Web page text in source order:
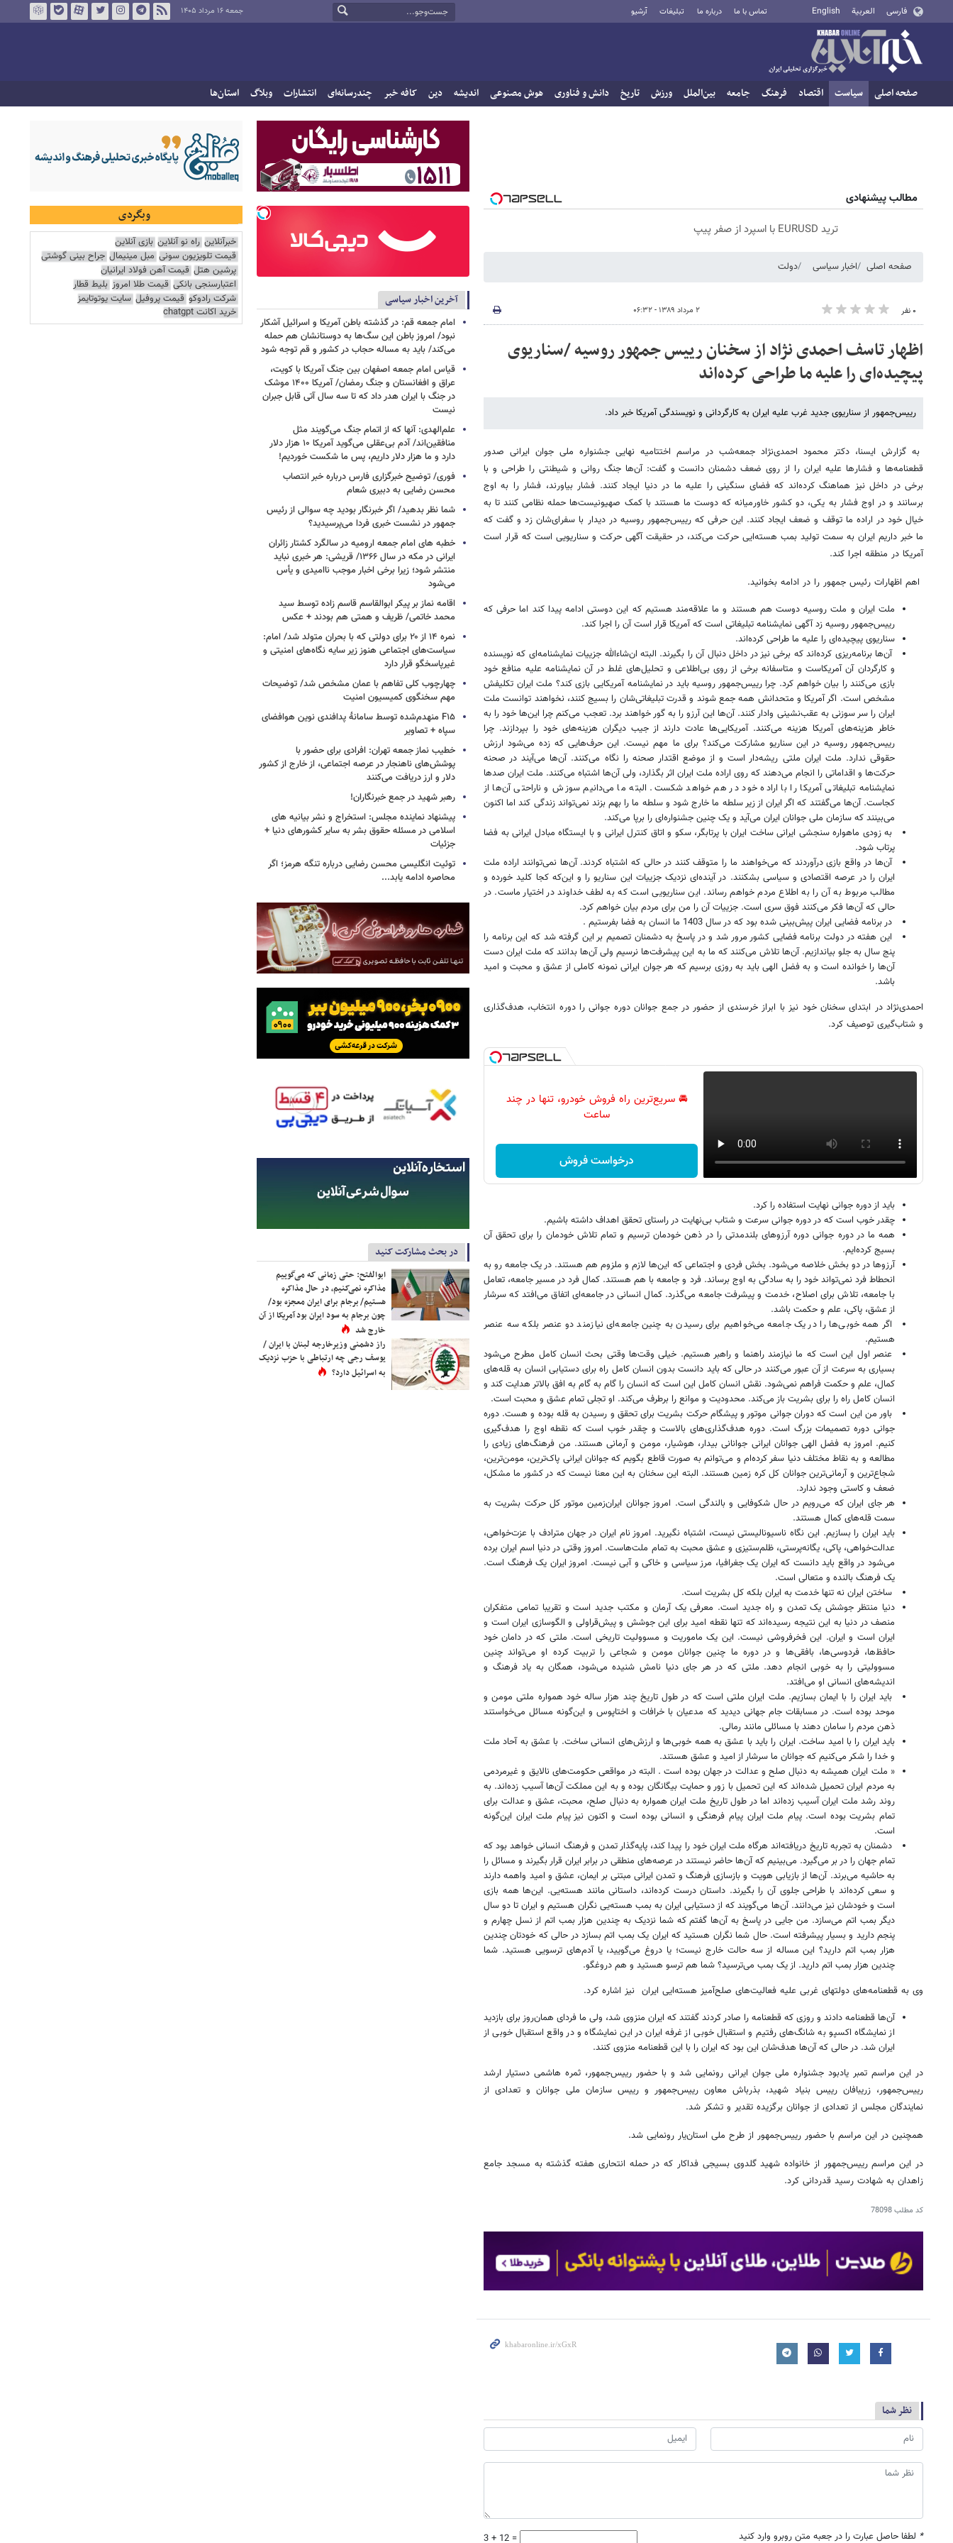
فارسی العربية English تماس با ما درباره ما تبلیغات آرشیو جمعه ۱۶ مرداد ۱۴۰۵
صفحه اصلی سیاست اقتصاد فرهنگ جامعه بین‌الملل ورزش تاریخ دانش و فناوری هوش مصنوعی اندیشه دین کافه خبر چندرسانه‌ای انتشارات وبلاگ استان‌ها
مطالب پیشنهادی
ترید EURUSD با اسپرد از صفر پیپ
صفحه اصلی اخبار سیاسی دولت
۰ نفر ۲ مرداد ۱۳۸۹ - ۰۶:۳۲
اظهار تاسف احمدی نژاد از سخنان رییس جمهور روسیه /سناریوی
پیچیده‌ای را علیه ما طراحی کرده‌اند
رییس‌جمهور از سناریوی جدید غرب علیه ایران به کارگردانی و نویسندگی آمریکا خبر داد.
به گزارش ایسنا، دکتر محمود احمدی‌نژاد جمعه‌شب در مراسم اختتامیه‌ نهایی جشنواره‌ ملی جوان ایرانی صدور
قطعنامه‌ها و فشارها علیه ایران را از روی ضعف دشمنان دانست و گفت: آن‌ها جنگ روانی و شیطنتی را طراحی و با
برخی در داخل نیز هماهنگ کرده‌اند که فضای سنگینی را علیه ما در دنیا ایجاد کنند. فشار بیاورند، فشار را به اوج
برسانند و در اوج فشار به یکی، دو کشور خاورمیانه که دوست ما هستند با کمک صهیونیست‌ها حمله نظامی کنند تا به
خیال خود در اراده ما توقف و ضعف ایجاد کنند. این حرفی که رییس‌جمهور روسیه در دیدار با سفرای‌شان زد و گفت که
ما خبر داریم ایران به سمت تولید بمب هسته‌ایی حرکت می‌کند، در حقیقت آگهی حرکت و سناریویی است که قرار است
آمریکا در منطقه اجرا کند.
اهم اظهارات رئیس جمهور را در ادامه بخوانید.
ملت ایران و ملت روسیه دوست هم هستند و ما علاقه‌مند هستیم که این دوستی ادامه پیدا کند اما حرفی که
رییس‌جمهور روسیه زد آگهی نمایشنامه‌ تبلیغاتی است که آمریکا قرار است آن را اجرا کند.
سناریوی پیچیده‌ای را علیه ما طراحی کرده‌اند.
آن‌ها برنامه‌ریزی کرده‌اند که برخی نیز در داخل دنبال آن را بگیرند. البته ان‌شاءالله جزییات نمایشنامه‌ای که نویسنده
و کارگردان آن آمریکاست و متاسفانه برخی از روی بی‌اطلاعی و تحلیل‌های غلط در آن نمایشنامه علیه منافع خود
بازی می‌کنند را بیان خواهم کرد. چرا رییس‌جمهور روسیه باید در نمایشنامه آمریکایی بازی کند؟ ملت ایران تکلیفش
مشخص است. اگر آمریکا و متحدانش همه جمع شوند و قدرت تبلیغاتی‌شان را بسیج کنند، نخواهند توانست ملت
ایران را سر سوزنی به عقب‌نشینی وادار کنند. آن‌ها این آرزو را به گور خواهند برد. تعجب می‌کنم چرا این‌ها خود را به
خاطر هزینه‌های آمریکا هزینه می‌کنند. آمریکایی‌ها عادت دارند از جیب دیگران هزینه‌های خود را بپردازند. چرا
رییس‌جمهور روسیه در این سناریو مشارکت می‌کند؟ برای ما مهم نیست. این حرف‌هایی که زده می‌شود ارزش
حقوقی ندارد. ملت ایران ملتی ریشه‌دار است و از موضع اقتدار صحنه را نگاه می‌کنند. آن‌ها می‌آیند در صحنه
حرکت‌ها و اقداماتی را انجام می‌دهند که روی اراده ملت ایران اثر بگذارد، ولی آن‌ها اشتباه می‌کنند. ملت ایران صدها
نمایشنامه‌ تبلیغاتی آمریکا را با اراده خود در هم خواهد شکست. البته ما می‌دانیم سوزش و ناراحتی آن‌ها از
کجاست. آن‌ها می‌گفتند که اگر ایران از زیر سلطه‌ ما خارج شود و سلطه‌ ما را بهم بزند نمی‌تواند زندگی کند اما اکنون
می‌بینند که سازمان ملی جوانان ایران می‌آید و یک چنین جشنواره‌ای را برپا می‌کند.
به زودی ماهواره‌ سنجشی ایرانی ساخت ایران با پرتابگر، سکو و اتاق کنترل ایرانی و با ایستگاه مبادل ایرانی به فضا
پرتاب شود.
آن‌ها در واقع بازی درآوردند که می‌خواهند ما را متوقف کنند در حالی که اشتباه کردند. آن‌ها نمی‌توانند اراده ملت
ایران را در عرصه‌ اقتصادی و سیاسی بشکنند. در آینده‌ای نزدیک جزییات این سناریو را و این‌که کجا کلید خورده و
مطالب مربوط به آن را به اطلاع مردم خواهم رساند. این سناریویی است که به لطف خداوند در اختیار ماست. در
حالی که آن‌ها فکر می‌کنند فوق سری است. جزییات آن را من برای مردم بیان خواهم کرد.
در برنامه فضایی ایران پیش‌بینی شده بود که در سال 1403 ما انسان به فضا بفرستیم .
این هفته در دولت برنامه‌ فضایی کشور مرور شد و در پاسخ به دشمنان تصمیم بر این گرفته شد که این برنامه را
پنج سال به جلو بیاندازیم. آن‌ها تلاش می‌کنند که ما به این پیشرفت‌ها نرسیم ولی آن‌ها بدانند که ملت ایران دست
آن‌ها را خوانده است و به فضل الهی باید به روزی برسیم که هر جوان ایرانی نمونه‌ کاملی از عشق و محبت و امید
باشد.
احمدی‌نژاد در ابتدای سخنان خود نیز با ابراز خرسندی از حضور در جمع جوانان دوره جوانی را دوره‌ انتخاب، هدف‌گذاری
و شتاب‌گیری توصیف کرد.
🚘 سریع‌ترین راه فروش خودرو، تنها در چند
ساعت
درخواست فروش
باید از دوره جوانی نهایت استفاده را کرد.
چقدر خوب است که در دوره جوانی سرعت و شتاب بی‌نهایت در راستای تحقق اهداف داشته باشیم.
همه‌ ما در دوره‌ جوانی دوره آرزوهای بلندمدتی را در ذهن خودمان ترسیم و تمام تلاش خودمان را برای تحقق آن
بسیج کرده‌ایم.
آرزوها در دو بخش خلاصه می‌شود. بخش فردی و اجتماعی که این‌ها لازم و ملزوم هم هستند. در یک جامعه رو به
انحطاط فرد نمی‌تواند خود را به سادگی به اوج برساند. فرد و جامعه با هم هستند. کمال فرد در مسیر جامعه، تعامل
با جامعه، تلاش برای اصلاح، خدمت و پیشرفت جامعه می‌گذرد. کمال انسانی در جامعه‌ای اتفاق می‌افتد که سرشار
از عشق، پاکی، علم و حکمت باشد.
اگر همه‌ خوبی‌ها را در یک جامعه می‌خواهیم برای رسیدن به چنین جامعه‌ای نیازمند دو عنصر بلکه سه عنصر
هستیم.
عنصر اول این است که ما نیازمند راهنما و راهبر هستیم. خیلی وقت‌ها وقتی بحث انسان کامل مطرح می‌شود
بسیاری به سرعت از آن عبور می‌کنند در حالی که باید دانست بدون انسان کامل راه برای دستیابی انسان به قله‌های
کمال، علم و حکمت فراهم نمی‌شود. نقش انسان کامل این است که انسان را گام به گام به افق بالاتر هدایت کند و
انسان کامل راه را برای بشریت باز می‌کند. محدودیت و موانع را برطرف می‌کند. او تجلی تمام عشق و محبت است.
باور من این است که دوران جوانی موتور و پیشگام حرکت بشریت برای تحقق و رسیدن به قله بوده و هست. دوره‌
جوانی دوره تصمیمات بزرگ است. دوره‌ هدف‌گذاری‌های بالاست و چقدر خوب است که نقطه اوج را هدف‌گیری
کنیم. امروز به فضل الهی جوانان ایرانی جوانانی بیدار، هوشیار، مومن و آرمانی هستند. من فرهنگ‌های زیادی را
مطالعه و به نقاط مختلف دنیا سفر کرده‌ام و می‌توانم به صورت قاطع بگویم که جوانان ایرانی پاک‌ترین، مومن‌ترین،
شجاع‌ترین و آرمانی‌ترین جوانان کل کره‌ زمین هستند. البته این سخنان به این معنا نیست که در کشور ما مشکل،
ضعف و کاستی وجود ندارد.
هر جای ایران که می‌رویم در حال شکوفایی و بالندگی است. امروز جوانان ایران‌زمین موتور کل حرکت بشریت به
سمت قله‌های کمال هستند.
باید ایران را بسازیم. این نگاه ناسیونالیستی نیست، اشتباه نگیرید. امروز نام ایران در جهان مترادف با عزت‌خواهی،
عدالت‌خواهی، پاکی، یگانه‌پرستی، ظلم‌ستیزی و عشق محبت به تمام ملت‌هاست. امروز وقتی در دنیا اسم ایران برده
می‌شود در واقع باید دانست که ایران یک جغرافیا، مرز سیاسی و خاکی و آبی نیست. امروز ایران یک فرهنگ است.
یک فرهنگ بالنده و متعالی است.
ساختن ایران نه تنها خدمت به ایران بلکه کل بشریت است.
دنیا منتظر جوشش یک تمدن و راه جدید است. معرفی یک آرمان و مکتب جدید است و تقریبا تمامی متفکران
منصف در دنیا به این نتیجه رسیده‌اند که تنها نقطه‌ امید برای این جوشش و پیش‌قراولی و الگوسازی ایران است و
ایران است و ایران. این فخرفروشی نیست. این یک ماموریت و مسوولیت تاریخی است. ملتی که در دامان خود
حافظ‌ها، فردوسی‌ها، بافقی‌ها و در دوره ما چنین جوانان مومن و شجاعی را تربیت کرده او می‌تواند چنین
مسوولیتی را به خوبی انجام دهد. ملتی که در هر جای دنیا نامش شنیده می‌شود، همگان به یاد فرهنگ و
اندیشه‌های انسانی او می‌افتد.
باید ایران را با ایمان بسازیم. ملت ایران ملتی است که در طول تاریخ چند هزار ساله‌ خود همواره ملتی مومن و
موحد بوده است. در مسابقات جام جهانی دیدید که مدعیان با خرافات و اختاپوس و این‌گونه مسائل می‌خواستند
ذهن مردم را سامان دهند با مسائلی مانند رمالی.
باید ایران را با امید ساخت. ایران را باید با عشق به همه خوبی‌ها و ارزش‌های انسانی ساخت. با عشق به آحاد ملت
و خدا را شکر می‌کنیم که جوانان ما سرشار از امید و عشق هستند.
« ملت ایران همیشه به دنبال صلح و عدالت در جهان بوده است . البته در مواقعی حکومت‌های نالایق و غیرمردمی
به مردم ایران تحمیل شده‌اند که این تحمیل با زور و حمایت بیگانگان بوده و به این مملکت آن‌ها آسیب زده‌اند. به
روند رشد ملت ایران آسیب زده‌اند اما در طول تاریخ ملت ایران همواره به دنبال صلح، محبت، عشق و عدالت برای
تمام بشریت بوده است. پیام ملت ایران پیام فرهنگی و انسانی بوده است و اکنون نیز پیام ملت ایران این‌گونه
است.
دشمنان به تجربه تاریخ دریافته‌اند هرگاه ملت ایران خود را پیدا کند، پایه‌گذار تمدن و فرهنگ انسانی خواهد بود که
تمام جهان را در بر می‌گیرد. می‌بینیم که آن‌ها حاضر نیستند در عرصه‌های منطقی در برابر ایران قرار بگیرند و مسائل را
به حاشیه می‌برند. آن‌ها از بازیابی هویت و بازسازی فرهنگ و تمدن ایرانی مبتنی بر ایمان، عشق و امید واهمه دارند
و سعی کرده‌اند با طراحی جلوی آن را بگیرند. داستان درست کرده‌اند، داستانی مانند هسته‌یی. این‌ها همه بازی
است و خودشان نیز می‌دانند. آن‌ها می‌گویند که از دستیابی ایران به بمب هسته‌یی نگران هستیم و ایران تا دو سال
دیگر بمب اتم می‌سازد. من جایی در پاسخ به آن‌ها گفتم که شما نزدیک به چندین هزار بمب اتم از نسل چهارم و
پنجم دارید و بسیار پیشرفته است. حال شما نگران هستید که ایران یک بمب اتم بسازد در حالی که خودتان چندین
هزار بمب اتم دارید؟ این مساله از سه حالت خارج نیست؛ یا دروغ می‌گویید، یا آدم‌های ترسویی هستید. شما
چندین هزار بمب اتم دارید. از یک بمب می‌ترسید؟ شما هم ترسو هستید و هم دروغگو.
وی به قطعنامه‌های دولتهای غربی علیه فعالیت‌های صلح‌آمیز هسته‌ایی ایران نیز اشاره کرد.
آن‌ها قطعنامه دادند و روزی که قطعنامه را صادر کردند گفتند که ایران منزوی شد، ولی ما فردای همان‌روز برای بازدید
از نمایشگاه اکسپو به شانگ‌های رفتیم و استقبال خوبی از غرفه‌ ایران در این نمایشگاه و در واقع استقبال خوبی از
ایران شد. در حالی که آن‌ها هدف‌شان این بود که ایران را با این قطعنامه منزوی کنند.
در این مراسم تمبر یادبود جشنواره ملی جوان ایرانی رونمایی شد و با حضور رییس‌جمهور، ثمره هاشمی دستیار ارشد
رییس‌جمهور، زریبافان رییس بنیاد شهید، بذرباش معاون رییس‌جمهور و رییس سازمان ملی جوانان و تعدادی از
نمایندگان مجلس از تعدادی از جوانان برگزیده تقدیر و تشکر شد.
همچنین در این مراسم با حضور رییس‌جمهور از طرح ملی استان‌یار رونمایی شد.
در این مراسم رییس‌جمهور از خانواده شهید گلدوی بسیجی فداکار که در حمله انتحاری هفته گذشته به مسجد جامع
زاهدان به شهادت رسید قدردانی کرد.
کد مطلب78098
نظر شما
* لطفا حاصل عبارت را در جعبه متن روبرو وارد کنید 3 + 12 =
آخرین اخبار سیاسی
امام جمعه قم: در گذشته باطن آمریکا و اسرائیل آشکار
نبود/ امروز باطن این سگ‌ها به دوستانشان هم حمله
می‌کند/ باید به مساله حجاب در کشور و قم توجه شود
قیاس امام جمعه اصفهان بین جنگ آمریکا با کویت،
عراق و افغانستان و جنگ رمضان/ آمریکا ۱۴۰۰ موشک
در جنگ با ایران هدر داد که تا سه سال آتی قابل جبران
نیست
علم‌الهدی: آنها که از اتمام جنگ می‌گویند مثل
منافقین‌اند/ آدم بی‌عقلی می‌گوید آمریکا ۱۰ هزار دلار
دارد و ما هزار دلار داریم، پس ما شکست خوردیم!
فوری/ توضیح خبرگزاری فارس درباره خبر انتصاب
محسن رضایی به دبیری شعام
شما نظر بدهید/ اگر خبرنگار بودید چه سوالی از رئیس
جمهور در نشست خبری فردا می‌پرسیدید؟
خطبه های امام جمعه ارومیه در سالگرد کشتار زائران
ایرانی در مکه در سال ۱۳۶۶/ قریشی: هر خبری نباید
منتشر شود؛ زیرا برخی اخبار موجب ناامیدی و یأس
می‌شود
اقامه نماز بر پیکر ابوالقاسم قاسم زاده توسط سید
محمد خاتمی/ ظریف و همتی هم بودند + عکس
نمره ۱۴ از ۲۰ برای دولتی که با بحران متولد شد/ امام:
سیاست‌های اجتماعی هنوز زیر سایه نگاه‌های امنیتی و
غیرپاسخگو قرار دارد
چهارچوب کلی تفاهم با عمان مشخص شد/ توضیحات
مهم سخنگوی کمیسیون امنیت
F۱۵ منهدم‌شده توسط سامانۀ پدافندی نوین هوافضای
سپاه + تصاویر
خطیب نماز جمعه تهران: افرادی برای حضور با
پوشش‌های ناهنجار در عرصه اجتماعی، از خارج از کشور
دلار و ارز دریافت می‌کنند
رهبر شهید در جمع خبرنگاران!
پیشنهاد نماینده مجلس: استخراج و نشر بیانیه های
اسلامی در مسئله حقوق بشر به سایر کشورهای دنیا +
جزئیات
توئیت انگلیسی محسن رضایی درباره تنگه هرمز؛ اگر
محاصره ادامه یابد...
در بحث مشارکت کنید
ابوالفتح: حتی زمانی که می‌گوییم
مذاکره نمی‌کنیم، در حال مذاکره
هستیم/ برجام برای ایران معجزه بود/
چون برجام به سود ایران بود آمریکا از آن
خارج شد
راز دشمنی وزیرخارجه لبنان با ایران /
یوسف رجی چه ارتباطی با حزب نزدیک
به اسرائیل دارد؟
وبگردی
خبرآنلاین راه نو آنلاین بازی آنلاین
قیمت تلویزیون سونی مبل مینیمال جراح بینی گوشتی
پرشین هتل قیمت آهن فولاد ایرانیان
اعتبارسنجی بانکی قیمت طلا امروز بلیط قطار
شرکت رادوکو قیمت پروفیل سایت یوتوتایمز
خرید اکانت chatgpt